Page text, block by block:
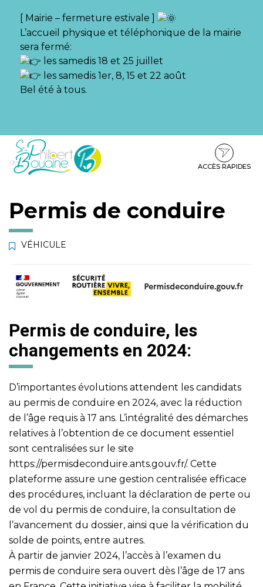
[ Mairie – fermeture estivale ]
L’accueil physique et téléphonique de la mairie
sera fermé:
les samedis 18 et 25 juillet
les samedis 1er, 8, 15 et 22 août
Bel été à tous.
Aller
Aller
contenu
Aller
pied
ACCÈS RAPIDES
Permis de conduire
VÉHICULE
Permis de conduire, les
changements en 2024:
D’importantes évolutions attendent les candidats
au permis de conduire en 2024, avec la réduction
de l’âge requis à 17 ans. L’intégralité des démarches
relatives à l’obtention de ce document essentiel
sont centralisées sur le site
https://permisdeconduire.ants.gouv.fr/. Cette
plateforme assure une gestion centralisée efficace
des procédures, incluant la déclaration de perte ou
de vol du permis de conduire, la consultation de
l’avancement du dossier, ainsi que la vérification du
solde de points, entre autres.
À partir de janvier 2024, l’accès à l’examen du
permis de conduire sera ouvert dès l’âge de 17 ans